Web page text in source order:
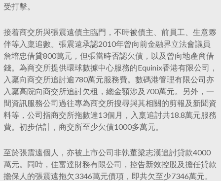
受打擊。
接着商交所與張震遠債主臨門，不時被債主、前員工、生意夥
伴等入稟追數。張震遠承認2010年曾向前金融界立法會議員
詹培忠借貸800萬元，但張當時否認欠債，以及曾向地產商借
錢。為商交所提供環球數據中心服務的Equinix香港有限公司，
入稟向商交所追討逾780萬元服務費。數碼港管理有限公司亦
入稟高院向商交所追討欠租，總金額涉及700萬元。另外，一
間資訊服務公司過往專為商交所搜尋與其相關的剪報及新聞資
料等，公司指商交所拖數達13個月，入稟追討共18.8萬元服務
費。初步估計，商交所至少欠債1000多萬元。
至於張震遠個人，亦被上市公司非執董梁志漢追討貸款4000
萬元。同時，佳富達財務有限公司，控告新效控股及擔任貸款
擔保人的張震遠拖欠3346萬元債項，即共欠至少7346萬元。